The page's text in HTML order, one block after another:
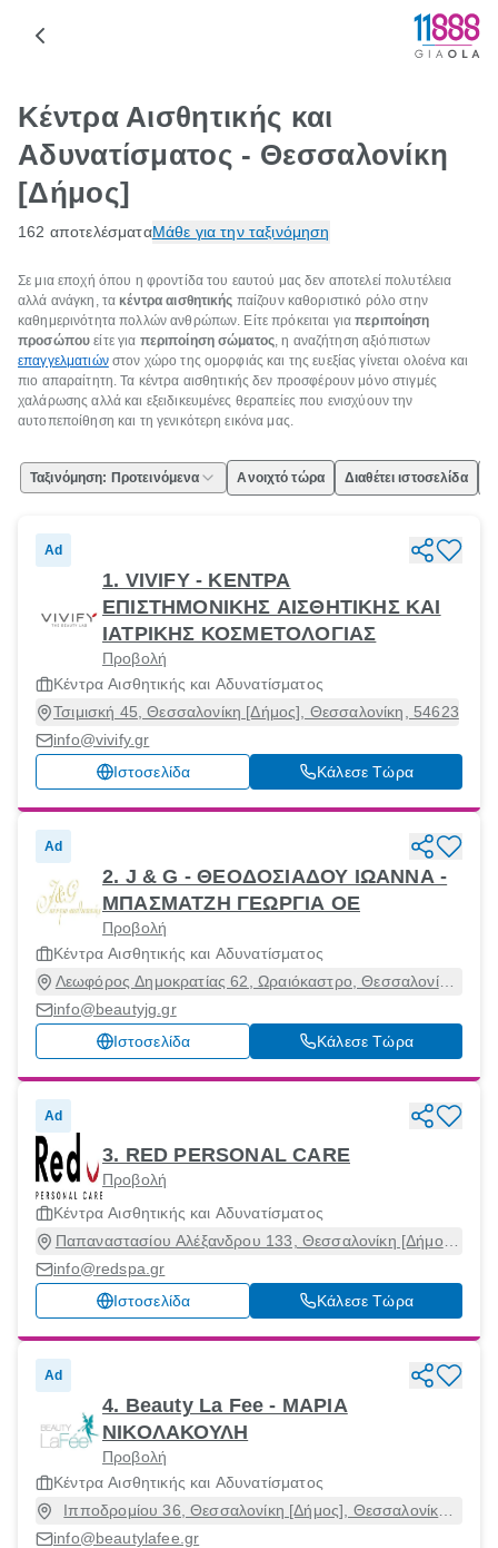
Κέντρα Αισθητικής και
Αδυνατίσματος - Θεσσαλονίκη
[Δήμος]
162 αποτελέσματαΜάθε για την ταξινόμηση
Σε μια εποχή όπου η φροντίδα του εαυτού μας δεν αποτελεί πολυτέλεια
αλλά ανάγκη, τα κέντρα αισθητικής παίζουν καθοριστικό ρόλο στην
καθημερινότητα πολλών ανθρώπων. Είτε πρόκειται γιαπεριποίηση
προσώπου είτε για περιποίηση σώματος, η αναζήτηση αξιόπιστων
επαγγελματιώνστον χώρο της ομορφιάς και της ευεξίας γίνεται ολοένα και
πιο απαραίτητη. Τα κέντρα αισθητικής δεν προσφέρουν μόνο στιγμές
χαλάρωσης αλλά και εξειδικευμένες θεραπείες που ενισχύουν την
αυτοπεποίθηση και τη γενικότερη εικόνα μας.
Ταξινόμηση: Προτεινόμενα Ανοιχτό τώρα Διαθέτει ιστοσελίδα
Ad
1. VIVIFY - ΚΕΝΤΡΑ
ΕΠΙΣΤΗΜΟΝΙΚΗΣ ΑΙΣΘΗΤΙΚΗΣ ΚΑΙ
ΙΑΤΡΙΚΗΣ ΚΟΣΜΕΤΟΛΟΓΙΑΣ
Προβολή
Κέντρα Αισθητικής και Αδυνατίσματος
Τσιμισκή 45, Θεσσαλονίκη [Δήμος], Θεσσαλονίκη, 54623
info@vivify.gr
Ιστοσελίδα
Κάλεσε Τώρα
Ad
2. J & G - ΘΕΟΔΟΣΙΑΔΟΥ ΙΩΑΝΝΑ -
ΜΠΑΣΜΑΤΖΗ ΓΕΩΡΓΙΑ ΟΕ
Προβολή
Κέντρα Αισθητικής και Αδυνατίσματος
Λεωφόρος Δημοκρατίας 62, Ωραιόκαστρο, Θεσσαλονίκη,
info@beautyjg.gr
Ιστοσελίδα
Κάλεσε Τώρα
Ad
3. RED PERSONAL CARE
Προβολή
Κέντρα Αισθητικής και Αδυνατίσματος
Παπαναστασίου Αλέξανδρου 133, Θεσσαλονίκη [Δήμος],
info@redspa.gr
Ιστοσελίδα
Κάλεσε Τώρα
Ad
4. Beauty La Fee - ΜΑΡΙΑ
ΝΙΚΟΛΑΚΟΥΛΗ
Προβολή
Κέντρα Αισθητικής και Αδυνατίσματος
Ιπποδρομίου 36, Θεσσαλονίκη [Δήμος], Θεσσαλονίκη,
info@beautylafee.gr